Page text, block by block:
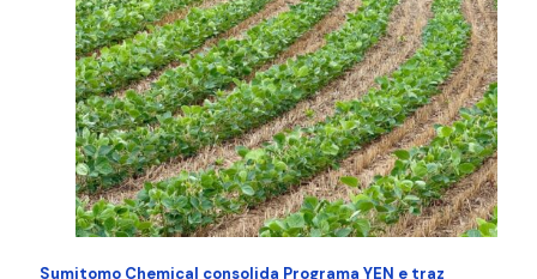
Sumitomo Chemical consolida Programa YEN e traz